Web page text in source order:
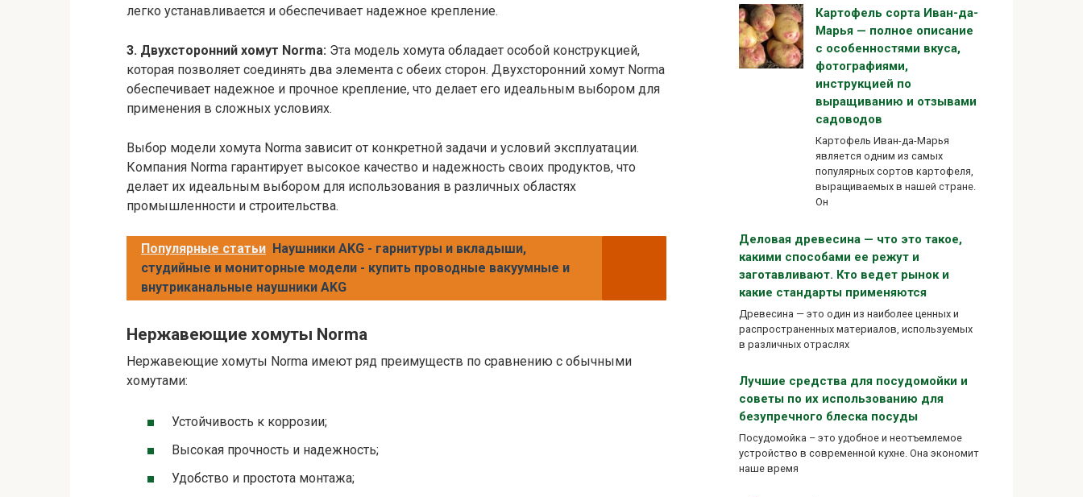
легко устанавливается и обеспечивает надежное крепление.
3. Двухсторонний хомут Norma: Эта модель хомута обладает особой конструкцией,
которая позволяет соединять два элемента с обеих сторон. Двухсторонний хомут Norma
обеспечивает надежное и прочное крепление, что делает его идеальным выбором для
применения в сложных условиях.
Выбор модели хомута Norma зависит от конкретной задачи и условий эксплуатации.
Компания Norma гарантирует высокое качество и надежность своих продуктов, что
делает их идеальным выбором для использования в различных областях
промышленности и строительства.
Популярные статьи Наушники AKG - гарнитуры и вкладыши,
студийные и мониторные модели - купить проводные вакуумные и
внутриканальные наушники AKG
Нержавеющие хомуты Norma
Нержавеющие хомуты Norma имеют ряд преимуществ по сравнению с обычными
хомутами:
Устойчивость к коррозии;
Высокая прочность и надежность;
Удобство и простота монтажа;
Картофель сорта Иван-да-
Марья — полное описание
с особенностями вкуса,
фотографиями,
инструкцией по
выращиванию и отзывами
садоводов
Картофель Иван-да-Марья
является одним из самых
популярных сортов картофеля,
выращиваемых в нашей стране.
Он
Деловая древесина — что это такое,
какими способами ее режут и
заготавливают. Кто ведет рынок и
какие стандарты применяются
Древесина — это один из наиболее ценных и
распространенных материалов, используемых
в различных отраслях
Лучшие средства для посудомойки и
советы по их использованию для
безупречного блеска посуды
Посудомойка – это удобное и неотъемлемое
устройство в современной кухне. Она экономит
наше время